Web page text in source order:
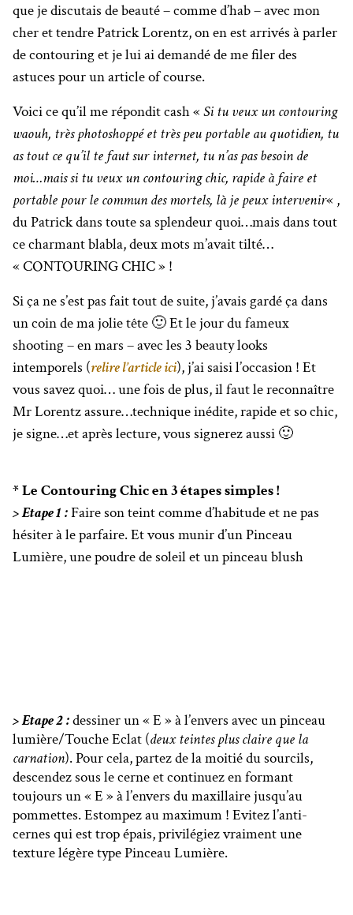
que je discutais de beauté – comme d’hab – avec mon
cher et tendre Patrick Lorentz, on en est arrivés à parler
de contouring et je lui ai demandé de me filer des
astuces pour un article of course.
Voici ce qu’il me répondit cash «Si tu veux un contouring
waouh, très photoshoppé et très peu portable au quotidien, tu
as tout ce qu’il te faut sur internet, tu n’as pas besoin de
moi…mais si tu veux un contouring chic, rapide à faire et
portable pour le commun des mortels, là je peux intervenir« ,
du Patrick dans toute sa splendeur quoi…mais dans tout
ce charmant blabla, deux mots m’avait tilté…
« CONTOURING CHIC » !
Si ça ne s’est pas fait tout de suite, j’avais gardé ça dans
un coin de ma jolie tête 🙂 Et le jour du fameux
shooting – en mars – avec les 3 beauty looks
intemporels (relire l’article ici), j’ai saisi l’occasion ! Et
vous savez quoi… une fois de plus, il faut le reconnaître
Mr Lorentz assure…technique inédite, rapide et so chic,
je signe…et après lecture, vous signerez aussi 🙂
* Le Contouring Chic en 3 étapes simples !
> Etape 1 :Faire son teint comme d’habitude et ne pas
hésiter à le parfaire. Et vous munir d’un Pinceau
Lumière, une poudre de soleil et un pinceau blush
> Etape 2 :dessiner un « E » à l’envers avec un pinceau
lumière/Touche Eclat (deux teintes plus claire que la
carnation). Pour cela, partez de la moitié du sourcils,
descendez sous le cerne et continuez en formant
toujours un « E » à l’envers du maxillaire jusqu’au
pommettes. Estompez au maximum ! Evitez l’anti-
cernes qui est trop épais, privilégiez vraiment une
texture légère type Pinceau Lumière.